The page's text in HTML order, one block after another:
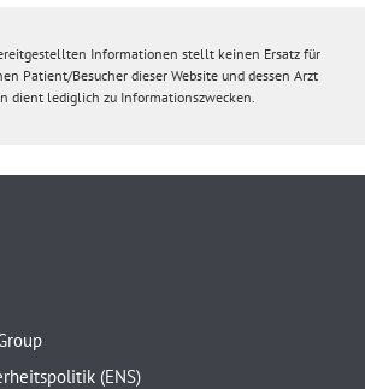
Informationen stellt keinen Ersatz für
Patient/Besucher dieser Website und dessen Arzt
dient lediglich zu Informationszwecken.
(ENS)